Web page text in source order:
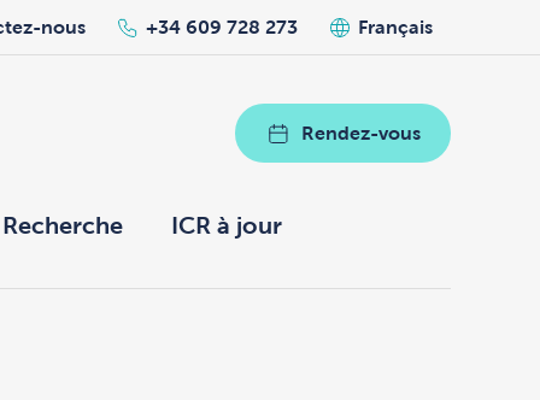
nous +34 609 728 273 Français
Rendez-vous
Recherche ICR à jour